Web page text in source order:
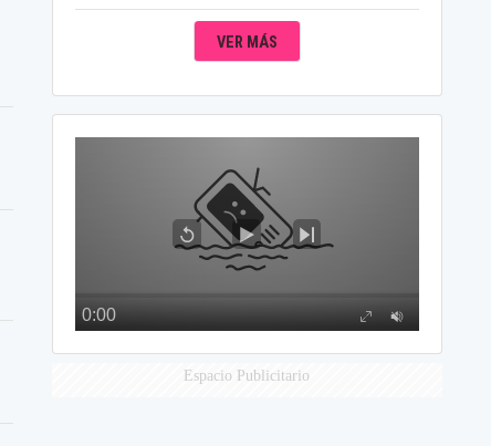
VER MÁS
Espacio Publicitario